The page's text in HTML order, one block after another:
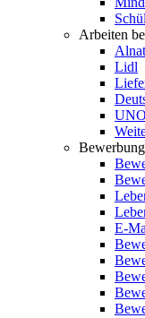
Arbeiten
Lidl
E-